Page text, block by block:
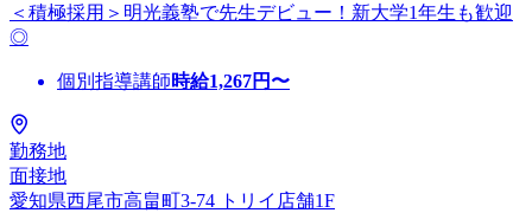
＜積極採用＞明光義塾で先生デビュー！新大学1年生も歓迎
◎
個別指導講師時給1,267円〜
勤務地
面接地
愛知県西尾市高畠町3-74 トリイ店舗1F